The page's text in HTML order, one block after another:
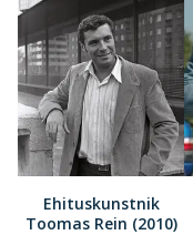
Ehituskunstnik
Toomas Rein (2010)